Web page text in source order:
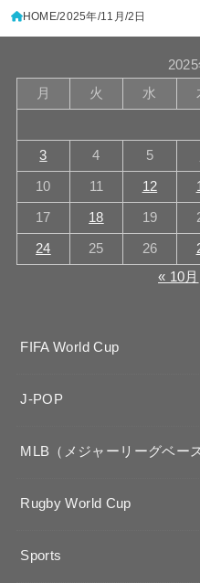
HOME 2025年 11月 2日
月
火 水
3 4 5
10 11 12
17 18 19
24 25 26
« 10月
FIFA World Cup
J-POP
MLB（メジャーリーグベー
Rugby World Cup
Sports